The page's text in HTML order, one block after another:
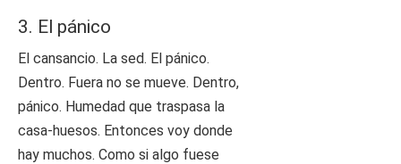
3. El pánico
El cansancio. La sed. El pánico.
Dentro. Fuera no se mueve. Dentro,
pánico. Humedad que traspasa la
casa-huesos. Entonces voy donde
hay muchos. Como si algo fuese